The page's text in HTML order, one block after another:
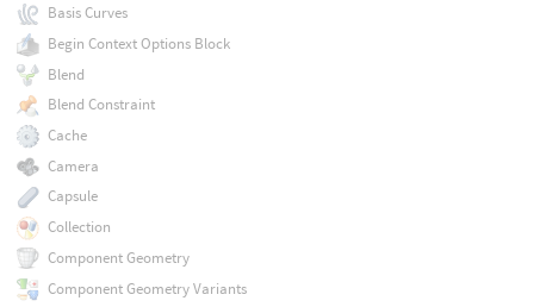
Basis Curves
Begin Context Options Block
Blend
Blend Constraint
Cache
Camera
Capsule
Collection
Component Geometry
Component Geometry Variants